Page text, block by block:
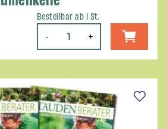
Bestellbar ab 1 St.
- +